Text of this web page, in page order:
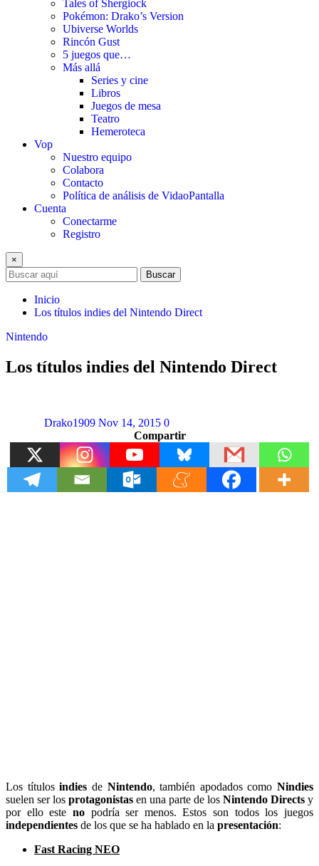
Tales of Shergiock
Pokémon: Drako’s Version
Ubiverse Worlds
Rincón Gust
5 juegos que…
Más allá
Series y cine
Libros
Juegos de mesa
Teatro
Hemeroteca
Vop
Nuestro equipo
Colabora
Contacto
Política de análisis de VidaoPantalla
Cuenta
Conectarme
Registro
×
Buscar
Inicio
Los títulos indies del Nintendo Direct
Nintendo
Los títulos indies del Nintendo Direct
Drako1909 Nov 14, 2015 0
Compartir
Los títulosindies deNintendo, también apodados como Nindies
suelen ser los protagonistas en una parte de los Nintendo Directs y
por ello este nopodría ser menos. Estos son todos los juegos
independientes de los que se ha hablado en la presentación:
Fast Racing NEO